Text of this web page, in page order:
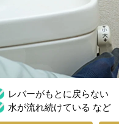
レバーがもとに戻らない
水が流れ続けている など